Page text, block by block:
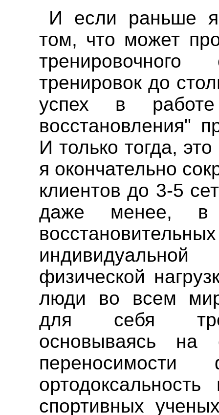
И если раньше я
том, что может
тренировок до
успех в
восстановления"
И только тогда,
я окончательно
клиентов до 3-5
даже менее, в
физической
люди во всем
для себя
основываясь на
переносимости
спортивных